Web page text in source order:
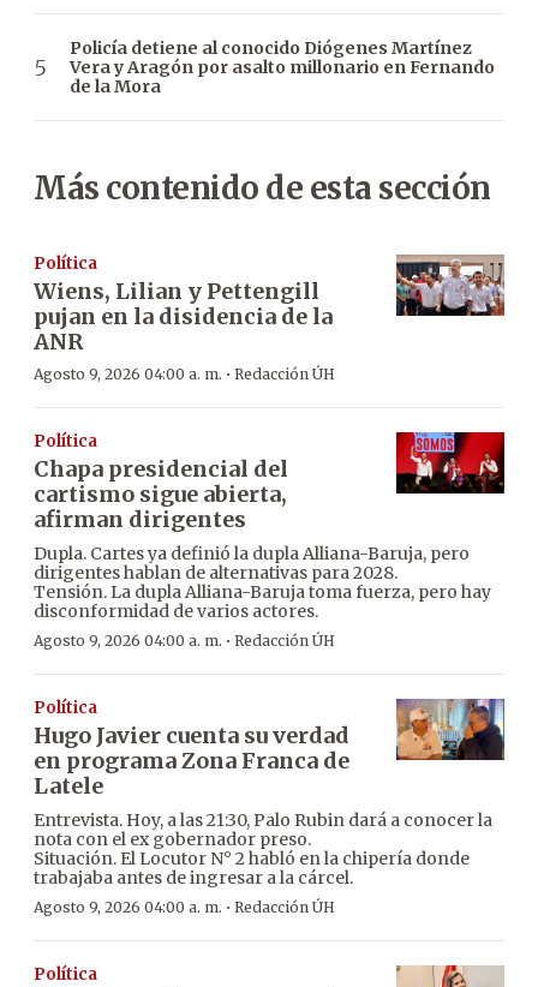
Policía detiene al conocido Diógenes Martínez
Vera y Aragón por asalto millonario en Fernando
de la Mora
Más contenido de esta sección
Política
Wiens, Lilian y Pettengill
pujan en la disidencia de la
ANR
Agosto 9, 2026 04:00 a. m. · Redacción ÚH
Política
Chapa presidencial del
cartismo sigue abierta,
afirman dirigentes
Dupla. Cartes ya definió la dupla Alliana-Baruja, pero
dirigentes hablan de alternativas para 2028.
Tensión. La dupla Alliana-Baruja toma fuerza, pero hay
disconformidad de varios actores.
Agosto 9, 2026 04:00 a. m. · Redacción ÚH
Política
Hugo Javier cuenta su verdad
en programa Zona Franca de
Latele
Entrevista. Hoy, a las 21:30, Palo Rubin dará a conocer la
nota con el ex gobernador preso.
Situación. El Locutor N° 2 habló en la chipería donde
trabajaba antes de ingresar a la cárcel.
Agosto 9, 2026 04:00 a. m. · Redacción ÚH
Política